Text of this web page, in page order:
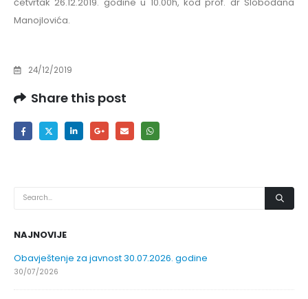
Manojlovića.
24/12/2019
Share this post
NAJNOVIJE
Obavještenje za javnost 30.07.2026. godine
30/07/2026